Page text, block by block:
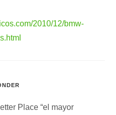
2010/12/bmw-
Place “el mayor